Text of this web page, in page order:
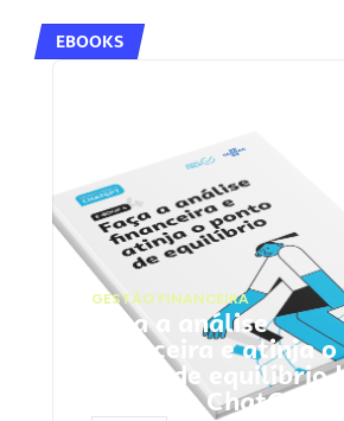
EBOOKS
GESTÃO FINANCEIRA
Faça a análise
financeira e atinja o
ponto de equilíbrio |
Prompts ChatGPT